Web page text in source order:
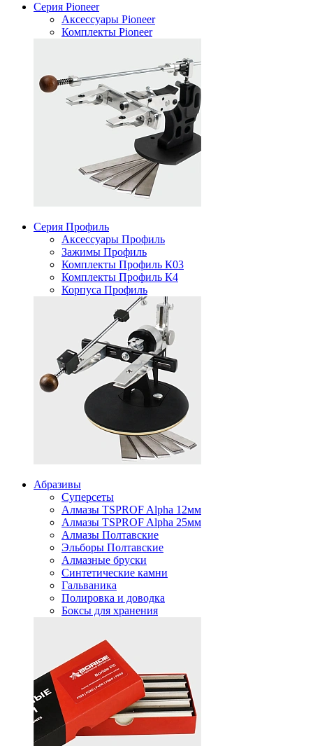
Серия Pioneer
Аксессуары Pioneer
Комплекты Pioneer
Серия Профиль
Аксессуары Профиль
Зажимы Профиль
Комплекты Профиль К03
Комплекты Профиль К4
Корпуса Профиль
Абразивы
Суперсеты
Алмазы TSPROF Alpha 12мм
Алмазы TSPROF Alpha 25мм
Алмазы Полтавские
Эльборы Полтавские
Алмазные бруски
Синтетические камни
Гальваника
Полировка и доводка
Боксы для хранения